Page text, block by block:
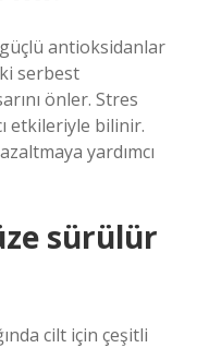
antioksidanlar
serbest
önler. Stres
etkileriyle bilinir.
yardımcı
sürülür
cilt için çeşitli